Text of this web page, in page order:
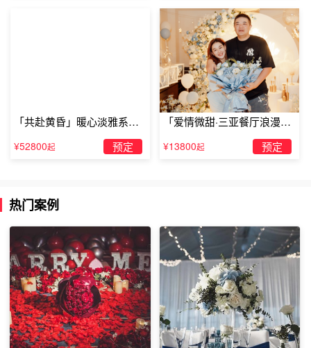
「共赴黄昏」暖心淡雅系求
婚仪式
¥52800起 预定
「爱情微甜·三亚餐厅浪漫求
婚」
¥13800起 预定
热门案例